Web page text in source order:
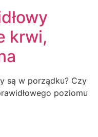
krwi,
są w porządku? Czy
poziomu